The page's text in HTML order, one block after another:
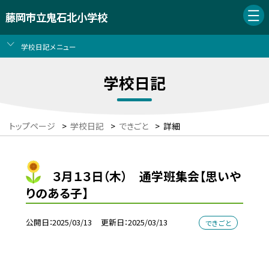
藤岡市立鬼石北小学校
学校日記メニュー
学校日記
トップページ > 学校日記 > できごと > 詳細
３月１３日（木） 通学班集会【思いや
りのある子】
公開日 2025/03/13 更新日 2025/03/13 できごと